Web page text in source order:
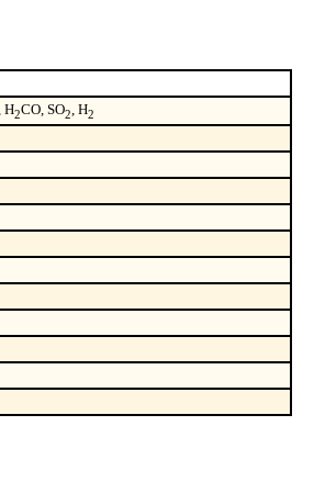
, H2CO, SO2 , H2